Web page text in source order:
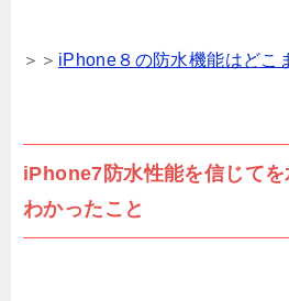
＞＞ iPhone８の防水機能はどこ
iPhone7防水性能を信じて
わかったこと